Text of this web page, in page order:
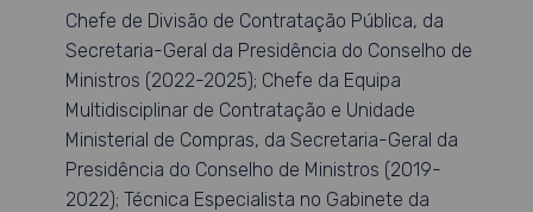
Chefe de Divisão de Contratação Pública, da
Secretaria-Geral da Presidência do Conselho de
Ministros (2022-2025); Chefe da Equipa
Multidisciplinar de Contratação e Unidade
Ministerial de Compras, da Secretaria-Geral da
Presidência do Conselho de Ministros (2019-
2022); Técnica Especialista no Gabinete da